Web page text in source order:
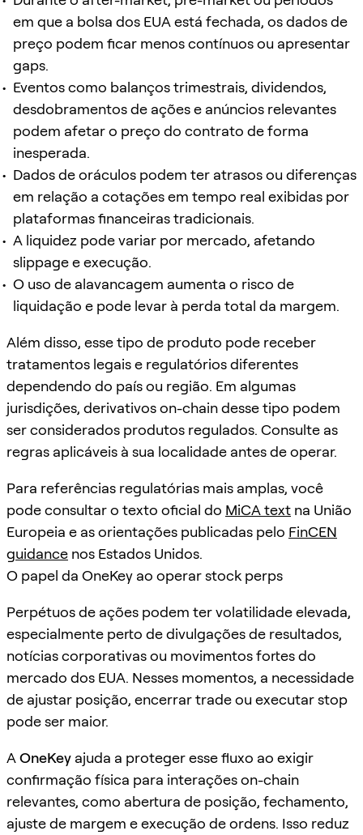
em que a bolsa dos EUA está fechada, os dados de
preço podem ficar menos contínuos ou apresentar
gaps.
Eventos como balanços trimestrais, dividendos,
desdobramentos de ações e anúncios relevantes
podem afetar o preço do contrato de forma
inesperada.
Dados de oráculos podem ter atrasos ou diferenças
em relação a cotações em tempo real exibidas por
plataformas financeiras tradicionais.
A liquidez pode variar por mercado, afetando
slippage e execução.
O uso de alavancagem aumenta o risco de
liquidação e pode levar à perda total da margem.
Além disso, esse tipo de produto pode receber
tratamentos legais e regulatórios diferentes
dependendo do país ou região. Em algumas
jurisdições, derivativos on-chain desse tipo podem
ser considerados produtos regulados. Consulte as
regras aplicáveis à sua localidade antes de operar.
Para referências regulatórias mais amplas, você
pode consultar o texto oficial do MiCA text na União
Europeia e as orientações publicadas pelo FinCEN
guidance nos Estados Unidos.
O papel da OneKey ao operar stock perps
Perpétuos de ações podem ter volatilidade elevada,
especialmente perto de divulgações de resultados,
notícias corporativas ou movimentos fortes do
mercado dos EUA. Nesses momentos, a necessidade
de ajustar posição, encerrar trade ou executar stop
pode ser maior.
A OneKey ajuda a proteger esse fluxo ao exigir
confirmação física para interações on-chain
relevantes, como abertura de posição, fechamento,
ajuste de margem e execução de ordens. Isso reduz